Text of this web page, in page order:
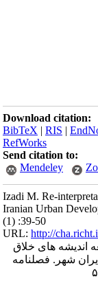
Download citation:
BibTeX |RIS |
RefWorks
Send citation to:
Mendeley
Izadi M. Re-
Iranian Urban
(1) :39-50
URL:http://
اندیشه های خلاق
شهر. فصلنامه